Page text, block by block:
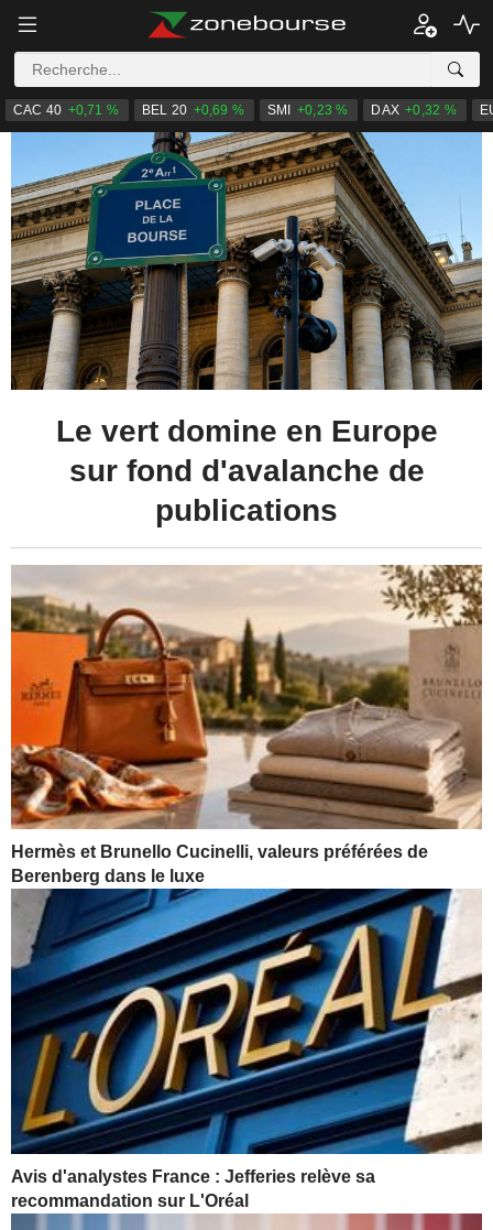
CAC 40 +0,71 % BEL 20 +0,69 % SMI +0,23 % DAX +0,32 %
Hermès et Brunello Cucinelli, valeurs préférées de
Berenberg dans le luxe
Avis d'analystes France : Jefferies relève sa
recommandation sur L'Oréal
Le vert domine en Europe
sur fond d'avalanche de
publications